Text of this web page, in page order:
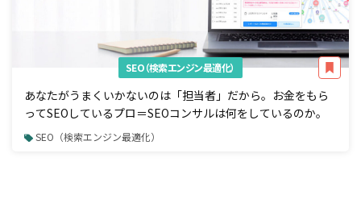
SEO（検索エンジン最適化）
あなたがうまくいかないのは「担当者」だから。お金をもら
ってSEOしているプロ＝SEOコンサルは何をしているのか。
SEO（検索エンジン最適化）